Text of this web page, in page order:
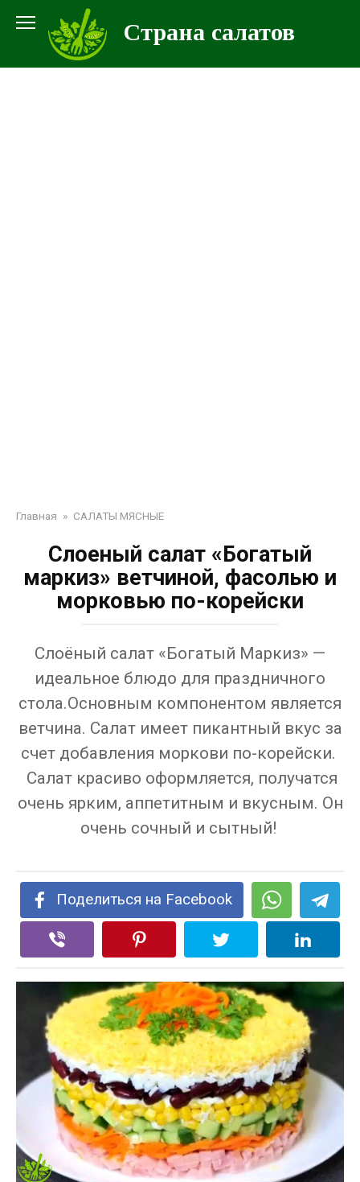
контенту
Страна салатов
Главная » САЛАТЫ МЯСНЫЕ
Слоеный салат «Богатый
маркиз» ветчиной, фасолью и
морковью по-корейски
Слоёный салат «Богатый Маркиз» —
идеальное блюдо для праздничного
стола.Основным компонентом является
ветчина. Салат имеет пикантный вкус за
счет добавления моркови по-корейски.
Салат красиво оформляется, получатся
очень ярким, аппетитным и вкусным. Он
очень сочный и сытный!
Поделиться на Facebook